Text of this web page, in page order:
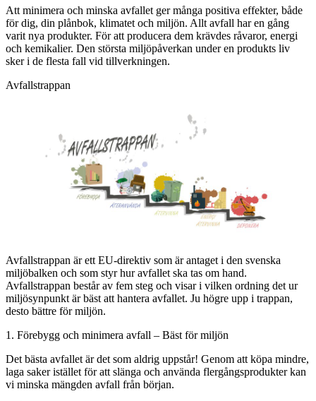
Att minimera och minska avfallet ger många positiva effekter, både
för dig, din plånbok, klimatet och miljön. Allt avfall har en gång
varit nya produkter. För att producera dem krävdes råvaror, energi
och kemikalier. Den största miljöpåverkan under en produkts liv
sker i de flesta fall vid tillverkningen.
Avfallstrappan
Avfallstrappan är ett EU-direktiv som är antaget i den svenska
miljöbalken och som styr hur avfallet ska tas om hand.
Avfallstrappan består av fem steg och visar i vilken ordning det ur
miljösynpunkt är bäst att hantera avfallet. Ju högre upp i trappan,
desto bättre för miljön.
1. Förebygg och minimera avfall – Bäst för miljön
Det bästa avfallet är det som aldrig uppstår! Genom att köpa mindre,
laga saker istället för att slänga och använda flergångsprodukter kan
vi minska mängden avfall från början.